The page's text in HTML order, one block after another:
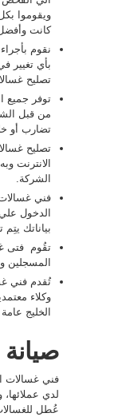
ويقوموا
كانت
نقوم
بأي تغيير
تصليح
توفر جميع
من قبل
تضارب أو
تصليح
الانترنت
الشركة.
فني
الدخول
بياناتك يتِم
تقُوم فتى
المسجلين
تُقدم فني
وكلاء
الخليج
فني غسالات
لدي
عُطل